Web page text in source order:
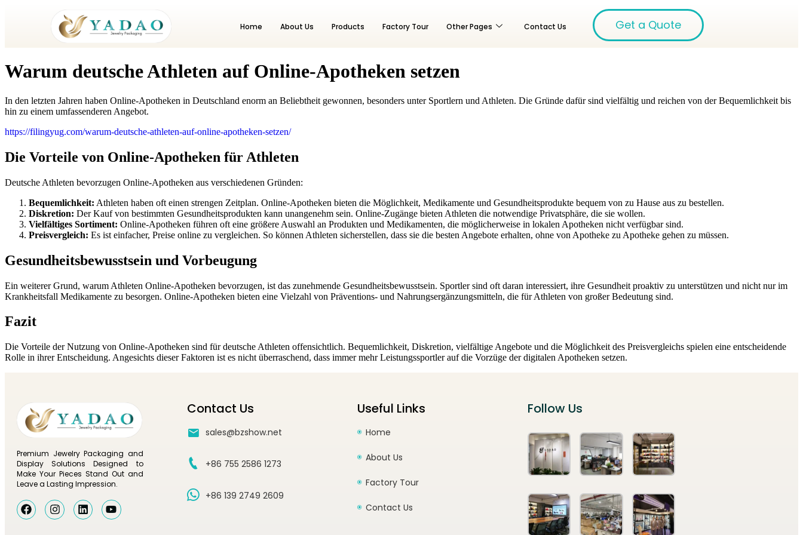
Home About Us Products Factory Tour Other Pages Contact Us Get a Quote
Warum deutsche Athleten auf Online-Apotheken setzen
In den letzten Jahren haben Online-Apotheken in Deutschland enorm an Beliebtheit gewonnen, besonders unter Sportlern und Athleten. Die Gründe dafür sind vielfältig und reichen von der Bequemlichkeit bis
hin zu einem umfassenderen Angebot.
https://filingyug.com/warum-deutsche-athleten-auf-online-apotheken-setzen/
Die Vorteile von Online-Apotheken für Athleten
Deutsche Athleten bevorzugen Online-Apotheken aus verschiedenen Gründen:
Bequemlichkeit: Athleten haben oft einen strengen Zeitplan. Online-Apotheken bieten die Möglichkeit, Medikamente und Gesundheitsprodukte bequem von zu Hause aus zu bestellen.
Diskretion: Der Kauf von bestimmten Gesundheitsprodukten kann unangenehm sein. Online-Zugänge bieten Athleten die notwendige Privatsphäre, die sie wollen.
Vielfältiges Sortiment: Online-Apotheken führen oft eine größere Auswahl an Produkten und Medikamenten, die möglicherweise in lokalen Apotheken nicht verfügbar sind.
Preisvergleich: Es ist einfacher, Preise online zu vergleichen. So können Athleten sicherstellen, dass sie die besten Angebote erhalten, ohne von Apotheke zu Apotheke gehen zu müssen.
Gesundheitsbewusstsein und Vorbeugung
Ein weiterer Grund, warum Athleten Online-Apotheken bevorzugen, ist das zunehmende Gesundheitsbewusstsein. Sportler sind oft daran interessiert, ihre Gesundheit proaktiv zu unterstützen und nicht nur im
Krankheitsfall Medikamente zu besorgen. Online-Apotheken bieten eine Vielzahl von Präventions- und Nahrungsergänzungsmitteln, die für Athleten von großer Bedeutung sind.
Fazit
Die Vorteile der Nutzung von Online-Apotheken sind für deutsche Athleten offensichtlich. Bequemlichkeit, Diskretion, vielfältige Angebote und die Möglichkeit des Preisvergleichs spielen eine entscheidende
Rolle in ihrer Entscheidung. Angesichts dieser Faktoren ist es nicht überraschend, dass immer mehr Leistungssportler auf die Vorzüge der digitalen Apotheken setzen.
Premium Jewelry Packaging and
Display Solutions Designed to
Make Your Pieces Stand Out and
Leave a Lasting Impression.
Contact Us
sales@bzshow.net
+86 755 2586 1273
+86 139 2749 2609
Useful Links
Home
About Us
Factory Tour
Contact Us
Follow Us